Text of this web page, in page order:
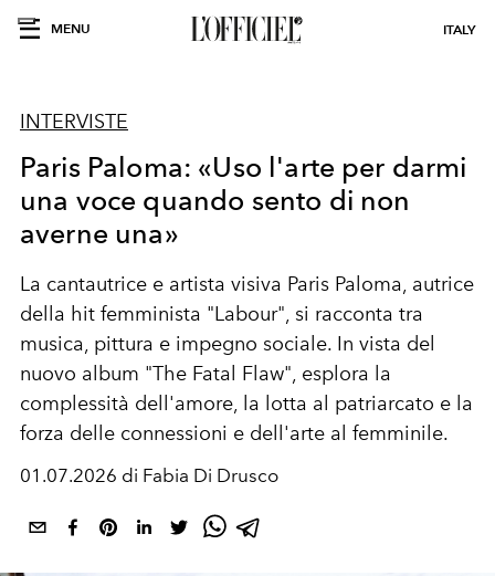
MENU ITALY
INTERVISTE
Paris Paloma: «Uso l'arte per darmi
una voce quando sento di non
averne una»
La cantautrice e artista visiva Paris Paloma, autrice
della hit femminista "Labour", si racconta tra
musica, pittura e impegno sociale. In vista del
nuovo album "The Fatal Flaw", esplora la
complessità dell'amore, la lotta al patriarcato e la
forza delle connessioni e dell'arte al femminile.
01.07.2026 di Fabia Di Drusco